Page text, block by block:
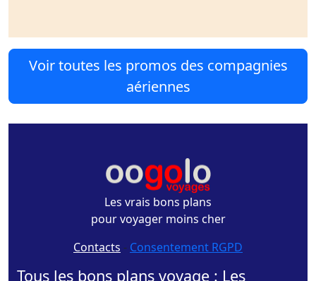
Voir toutes les promos des compagnies
aériennes
Les vrais bons plans
pour voyager moins cher
Contacts - Consentement RGPD
Tous les bons plans voyage : Les